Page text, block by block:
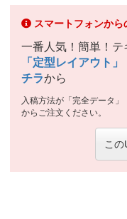
スマートフォンか
一番人気！簡単！テ
「定型レイアウト
チラから
入稿方法が「完全データ
からご注文ください。
こ